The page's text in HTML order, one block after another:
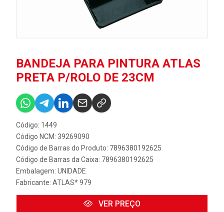
BANDEJA PARA PINTURA ATLAS
PRETA P/ROLO DE 23CM
Código: 1449
Código NCM: 39269090
Código de Barras do Produto: 7896380192625
Código de Barras da Caixa: 7896380192625
Embalagem: UNIDADE
Fabricante: ATLAS* 979
VER PREÇO